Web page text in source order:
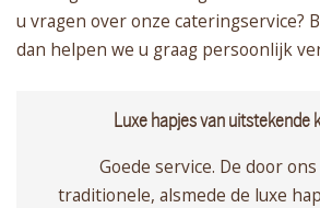
u vragen over onze cateringservice?
dan helpen we u graag persoonlijk
Luxe hapjes van uitstekende
Goede service. De door
traditionele, alsmede de luxe